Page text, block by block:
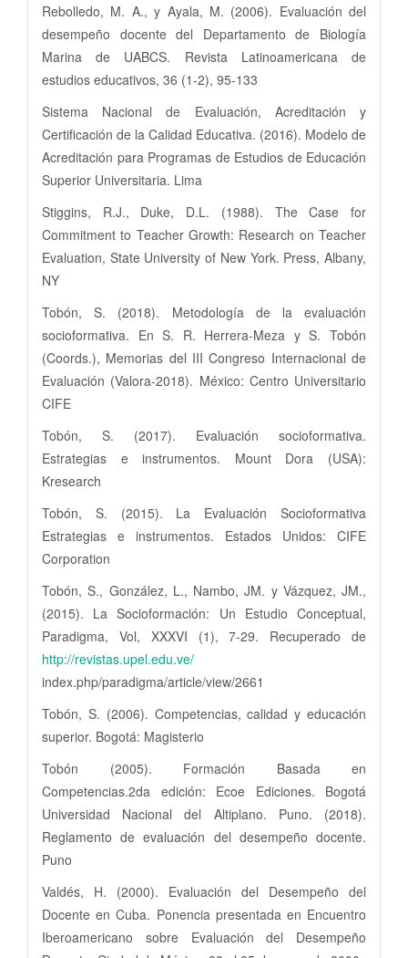
Rebolledo, M. A., y Ayala, M. (2006). Evaluación del
desempeño docente del Departamento de Biología
Marina de UABCS. Revista Latinoamericana de
estudios educativos, 36 (1-2), 95-133
Sistema Nacional de Evaluación, Acreditación y
Certificación de la Calidad Educativa. (2016). Modelo de
Acreditación para Programas de Estudios de Educación
Superior Universitaria. Lima
Stiggins, R.J., Duke, D.L. (1988). The Case for
Commitment to Teacher Growth: Research on Teacher
Evaluation, State University of New York. Press, Albany,
NY
Tobón, S. (2018). Metodología de la evaluación
socioformativa. En S. R. Herrera-Meza y S. Tobón
(Coords.), Memorias del III Congreso Internacional de
Evaluación (Valora-2018). México: Centro Universitario
CIFE
Tobón, S. (2017). Evaluación socioformativa.
Estrategias e instrumentos. Mount Dora (USA):
Kresearch
Tobón, S. (2015). La Evaluación Socioformativa
Estrategias e instrumentos. Estados Unidos: CIFE
Corporation
Tobón, S., González, L., Nambo, JM. y Vázquez, JM.,
(2015). La Socioformación: Un Estudio Conceptual,
Paradigma, Vol, XXXVI (1), 7-29. Recuperado de
http://revistas.upel.edu.ve/
index.php/paradigma/article/view/2661
Tobón, S. (2006). Competencias, calidad y educación
superior. Bogotá: Magisterio
Tobón (2005). Formación Basada en
Competencias.2da edición: Ecoe Ediciones. Bogotá
Universidad Nacional del Altiplano. Puno. (2018).
Reglamento de evaluación del desempeño docente.
Puno
Valdés, H. (2000). Evaluación del Desempeño del
Docente en Cuba. Ponencia presentada en Encuentro
Iberoamericano sobre Evaluación del Desempeño